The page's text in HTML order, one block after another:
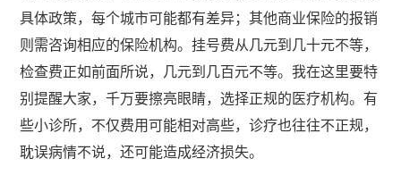
具体政策，每个城市可能都有差异；其他商业保险的报销
则需咨询相应的保险机构。挂号费从几元到几十元不等，
检查费正如前面所说，几元到几百元不等。我在这里要特
别提醒大家，千万要擦亮眼睛，选择正规的医疗机构。有
些小诊所，不仅费用可能相对高些，诊疗也往往不正规，
耽误病情不说，还可能造成经济损失。